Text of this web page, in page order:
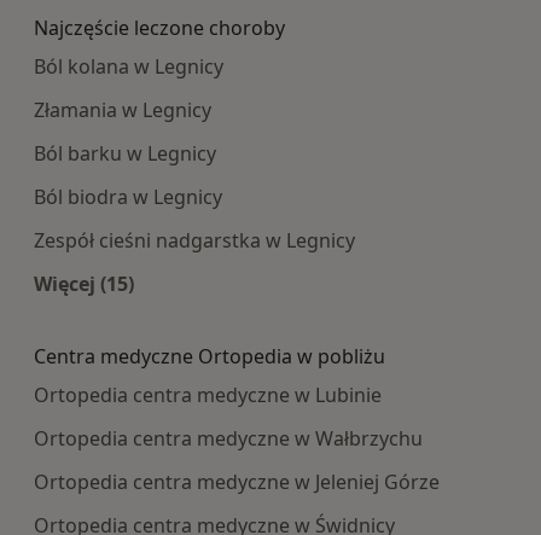
Najczęście leczone choroby
Ból kolana w Legnicy
Złamania w Legnicy
Ból barku w Legnicy
Ból biodra w Legnicy
Zespół cieśni nadgarstka w Legnicy
Więcej (15)
Centra medyczne Ortopedia w pobliżu
Ortopedia centra medyczne w Lubinie
Ortopedia centra medyczne w Wałbrzychu
Ortopedia centra medyczne w Jeleniej Górze
Ortopedia centra medyczne w Świdnicy